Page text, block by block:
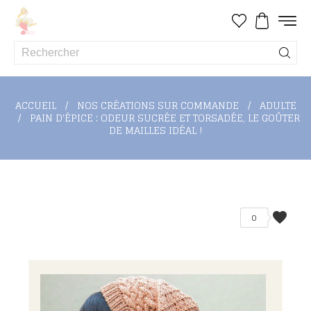
ACCUEIL NOS CRÉATIONS SUR COMMANDE ADULTE
PAIN D'ÉPICE : ODEUR SUCRÉE ET TORSADÉE, LE GOÛTER
DE MAILLES IDÉAL !
favorite
0